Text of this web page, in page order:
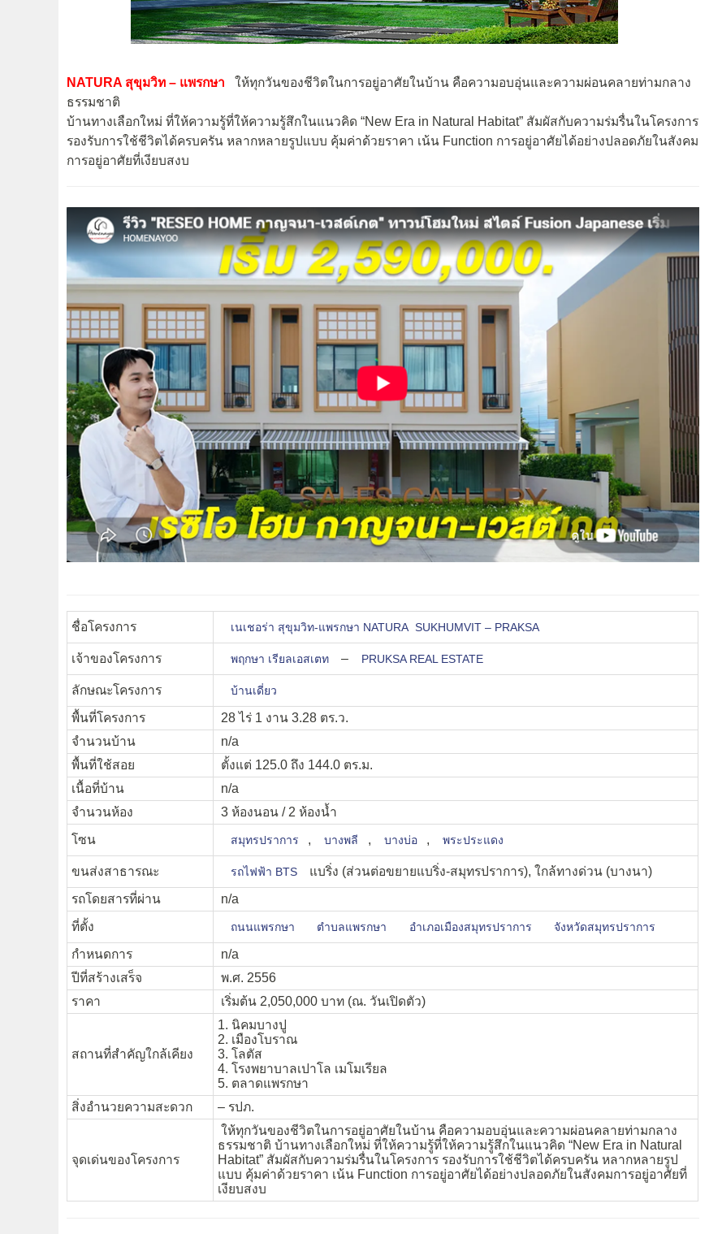
NATURA สุขุมวิท – แพรกษา ให้ทุกวันของชีวิตในการอยู่อาศัยในบ้าน คือความอบอุ่นและความผ่อนคลายท่ามกลาง
ธรรมชาติ
บ้านทางเลือกใหม่ ที่ให้ความรู้ที่ให้ความรู้สึกในแนวคิด “New Era in Natural Habitat” สัมผัสกับความร่มรื่นในโครงการ
รองรับการใช้ชีวิตได้ครบครัน หลากหลายรูปแบบ คุ้มค่าด้วยราคา เน้น Function การอยู่อาศัยได้อย่างปลอดภัยในสังคม
การอยู่อาศัยที่เงียบสงบ
ชื่อโครงการ เนเชอร่า สุขุมวิท-แพรกษา NATURA SUKHUMVIT – PRAKSA
เจ้าของโครงการ พฤกษา เรียลเอสเตท – PRUKSA REAL ESTATE
ลักษณะโครงการ บ้านเดี่ยว
พื้นที่โครงการ
28 ไร่ 1 งาน 3.28 ตร.ว.
จำนวนบ้าน
n/a
พื้นที่ใช้สอย
ตั้งแต่ 125.0 ถึง 144.0 ตร.ม.
เนื้อที่บ้าน
n/a
จำนวนห้อง
3 ห้องนอน / 2 ห้องน้ำ
โซน
สมุทรปราการ , บางพลี , บางบ่อ , พระประแดง
ขนส่งสาธารณะ รถไฟฟ้า BTS
แบริ่ง (ส่วนต่อขยายแบริ่ง-สมุทรปราการ), ใกล้ทางด่วน (บางนา)
รถโดยสารที่ผ่าน
n/a
ที่ตั้ง
ถนนแพรกษา ตำบลแพรกษา อำเภอเมืองสมุทรปราการ จังหวัดสมุทรปราการ
กำหนดการ
n/a
ปีที่สร้างเสร็จ
พ.ศ. 2556
ราคา
เริ่มต้น 2,050,000 บาท (ณ. วันเปิดตัว)
สถานที่สำคัญใกล้เคียง
1. นิคมบางปู
2. เมืองโบราณ
3. โลตัส
4. โรงพยาบาลเปาโล เมโมเรียล
5. ตลาดแพรกษา
สิ่งอำนวยความสะดวก
– รปภ.
จุดเด่นของโครงการ
ให้ทุกวันของชีวิตในการอยู่อาศัยในบ้าน คือความอบอุ่นและความผ่อนคลายท่ามกลาง
ธรรมชาติ บ้านทางเลือกใหม่ ที่ให้ความรู้ที่ให้ความรู้สึกในแนวคิด “New Era in Natural
Habitat” สัมผัสกับความร่มรื่นในโครงการ รองรับการใช้ชีวิตได้ครบครัน หลากหลายรูป
แบบ คุ้มค่าด้วยราคา เน้น Function การอยู่อาศัยได้อย่างปลอดภัยในสังคมการอยู่อาศัยที่
เงียบสงบ